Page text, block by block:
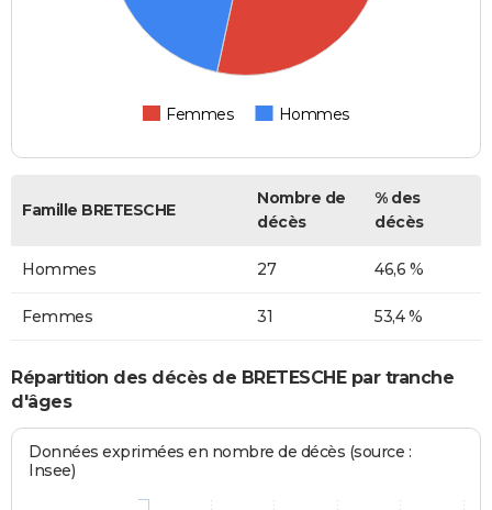
Femmes Hommes
Famille BRETESCHE
Nombre de
décès
% des
décès
Hommes 27 46,6 %
Femmes 31 53,4 %
Répartition des décès de BRETESCHE par tranche
d'âges
Données exprimées en nombre de décès (source :
Insee)